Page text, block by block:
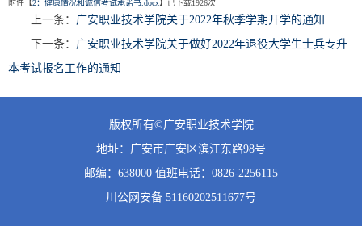
附件【2：健康情况和诚信考试承诺书.docx】已下载1926次
上一条： 广安职业技术学院关于2022年秋季学期开学的通知
下一条： 广安职业技术学院关于做好2022年退役大学生士兵专升
本考试报名工作的通知
版权所有©广安职业技术学院
地址：广安市广安区滨江东路98号
邮编：638000 值班电话：0826-2256115
川公网安备 51160202511677号